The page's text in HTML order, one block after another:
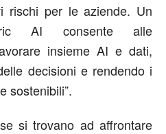
rischi per le aziende. Un
AI consente alle
insieme AI e dati,
decisioni e rendendo i
sostenibili”.
si trovano ad affrontare